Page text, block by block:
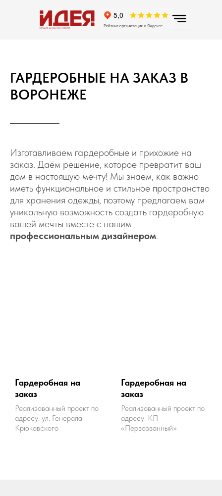
ГАРДЕРОБНЫЕ НА ЗАКАЗ В
ВОРОНЕЖЕ
Изготавливаем гардеробные и прихожие на
заказ. Даём решение, которое превратит ваш
дом в настоящую мечту! Мы знаем, как важно
иметь функциональное и стильное пространство
для хранения одежды, поэтому предлагаем вам
уникальную возможность создать гардеробную
вашей мечты вместе с нашим
профессиональным дизайнером.
Гардеробная на
заказ
Реализованный проект по
адресу: ул. Генерала
Крюковского
Гардеробная на
заказ
Реализованный проект по
адресу: КП
«Первозванный»